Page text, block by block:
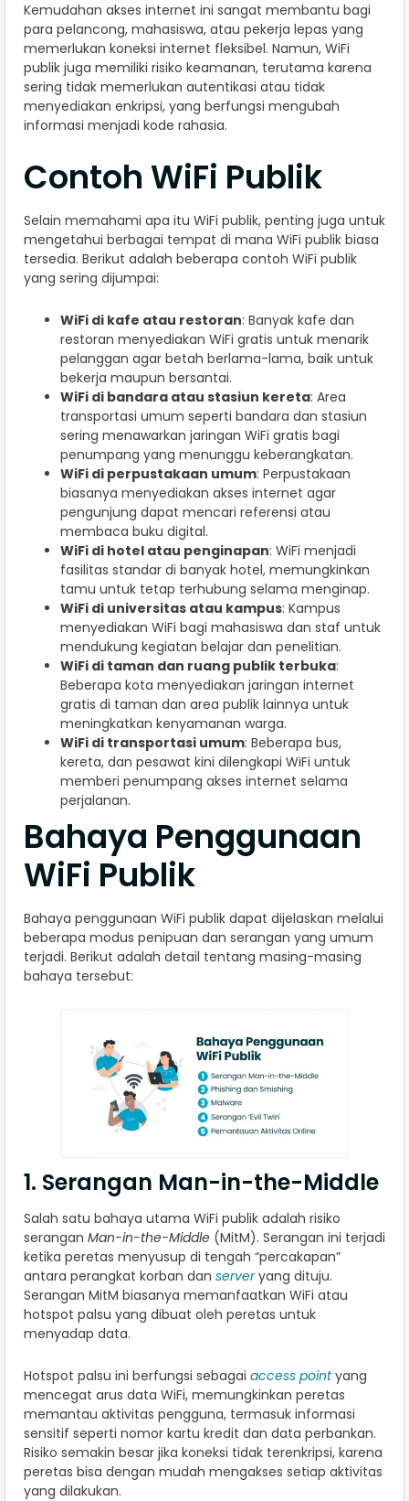
Kemudahan akses internet ini sangat membantu bagi
para pelancong, mahasiswa, atau pekerja lepas yang
memerlukan koneksi internet fleksibel. Namun, WiFi
publik juga memiliki risiko keamanan, terutama karena
sering tidak memerlukan autentikasi atau tidak
menyediakan enkripsi, yang berfungsi mengubah
informasi menjadi kode rahasia.
Contoh WiFi Publik
Selain memahami apa itu WiFi publik, penting juga untuk
mengetahui berbagai tempat di mana WiFi publik biasa
tersedia. Berikut adalah beberapa contoh WiFi publik
yang sering dijumpai:
WiFi di kafe atau restoran: Banyak kafe dan
restoran menyediakan WiFi gratis untuk menarik
pelanggan agar betah berlama-lama, baik untuk
bekerja maupun bersantai.
WiFi di bandara atau stasiun kereta: Area
transportasi umum seperti bandara dan stasiun
sering menawarkan jaringan WiFi gratis bagi
penumpang yang menunggu keberangkatan.
WiFi di perpustakaan umum: Perpustakaan
biasanya menyediakan akses internet agar
pengunjung dapat mencari referensi atau
membaca buku digital.
WiFi di hotel atau penginapan: WiFi menjadi
fasilitas standar di banyak hotel, memungkinkan
tamu untuk tetap terhubung selama menginap.
WiFi di universitas atau kampus: Kampus
menyediakan WiFi bagi mahasiswa dan staf untuk
mendukung kegiatan belajar dan penelitian.
WiFi di taman dan ruang publik terbuka:
Beberapa kota menyediakan jaringan internet
gratis di taman dan area publik lainnya untuk
meningkatkan kenyamanan warga.
WiFi di transportasi umum: Beberapa bus,
kereta, dan pesawat kini dilengkapi WiFi untuk
memberi penumpang akses internet selama
perjalanan.
Bahaya Penggunaan
WiFi Publik
Bahaya penggunaan WiFi publik dapat dijelaskan melalui
beberapa modus penipuan dan serangan yang umum
terjadi. Berikut adalah detail tentang masing-masing
bahaya tersebut:
1. Serangan Man-in-the-Middle
Salah satu bahaya utama WiFi publik adalah risiko
serangan Man-in-the-Middle (MitM). Serangan ini terjadi
ketika peretas menyusup di tengah “percakapan”
antara perangkat korban dan serveryang dituju.
Serangan MitM biasanya memanfaatkan WiFi atau
hotspot palsu yang dibuat oleh peretas untuk
menyadap data.
Hotspot palsu ini berfungsi sebagai access pointyang
mencegat arus data WiFi, memungkinkan peretas
memantau aktivitas pengguna, termasuk informasi
sensitif seperti nomor kartu kredit dan data perbankan.
Risiko semakin besar jika koneksi tidak terenkripsi, karena
peretas bisa dengan mudah mengakses setiap aktivitas
yang dilakukan.